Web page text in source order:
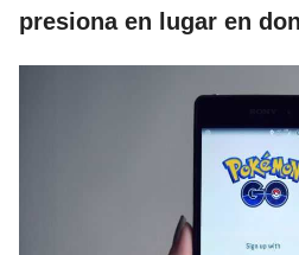
presiona en lugar en